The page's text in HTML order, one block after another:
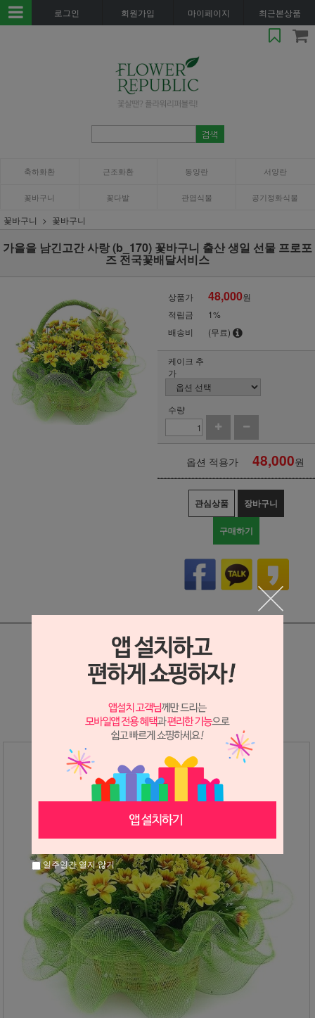
로그인 회원가입 마이페이지 최근본상품
축하화환 근조화환 동양란 서양란
꽃바구니 꽃다발 관엽식물 공기정화식물
꽃바구니 꽃바구니
가을을 남긴고간 사랑 (b_170) 꽃바구니 출산 생일 선물 프로포
즈 전국꽃배달서비스
상품가 48,000원
적립금
1%
배송비
(무료)
케이크 추
가
수량
옵션 적용가 48,000원
관심상품 장바구니
구매하기
상세정보 새창 열기
상세 정보를 확대해 보실 수 있습니다.
일주일간 열지 않기